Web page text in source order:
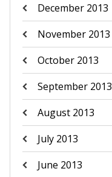
December 2013
November 2013
October 2013
September 2013
August 2013
July 2013
June 2013